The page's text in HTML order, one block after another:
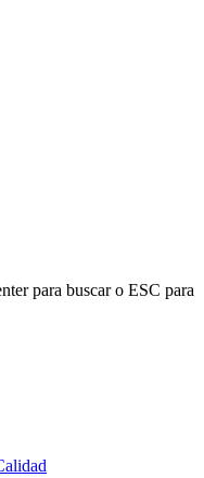
para buscar o ESC para